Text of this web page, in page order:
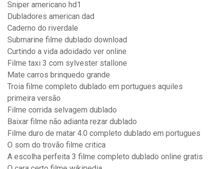
Sniper americano hd1
Dubladores american dad
Caderno do riverdale
Submarine filme dublado download
Curtindo a vida adoidado ver online
Filme taxi 3 com sylvester stallone
Mate carros brinquedo grande
Troia filme completo dublado em portugues aquiles
primeira versão
Filme corrida selvagem dublado
Baixar filme não adianta rezar dublado
Filme duro de matar 4.0 completo dublado em portugues
O som do trovão filme critica
A escolha perfeita 3 filme completo dublado online gratis